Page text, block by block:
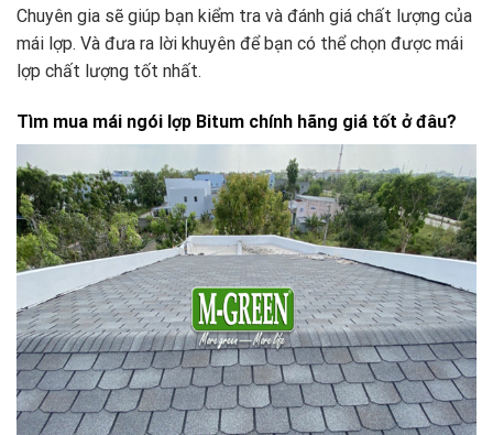
Chuyên gia sẽ giúp bạn kiểm tra và đánh giá chất lượng của
mái lợp. Và đưa ra lời khuyên để bạn có thể chọn được mái
lợp chất lượng tốt nhất.
Tìm mua mái ngói lợp Bitum chính hãng giá tốt ở đâu?